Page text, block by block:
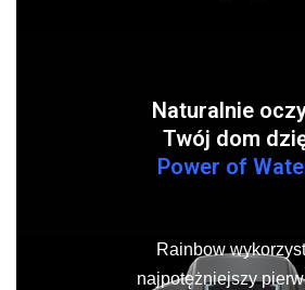
Naturalnie
Twój dom
Power of
Rainbow
najpotężniejszy